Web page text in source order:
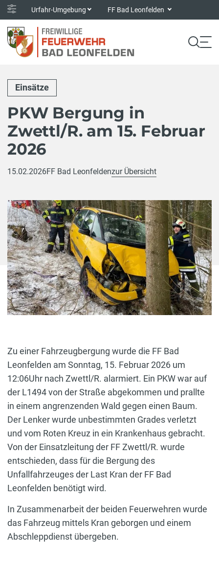
Urfahr-Umgebung FF Bad Leonfelden
Einsätze
PKW Bergung in
Zwettl/R. am 15. Februar
2026
15.02.2026FF Bad Leonfeldenzur Übersicht
Zu einer Fahrzeugbergung wurde die FF Bad
Leonfelden am Sonntag, 15. Februar 2026 um
12:06Uhr nach Zwettl/R. alarmiert. Ein PKW war auf
der L1494 von der Straße abgekommen und prallte
in einem angrenzenden Wald gegen einen Baum.
Der Lenker wurde unbestimmten Grades verletzt
und vom Roten Kreuz in ein Krankenhaus gebracht.
Von der Einsatzleitung der FF Zwettl/R. wurde
entschieden, dass für die Bergung des
Unfallfahrzeuges der Last Kran der FF Bad
Leonfelden benötigt wird.
In Zusammenarbeit der beiden Feuerwehren wurde
das Fahrzeug mittels Kran geborgen und einem
Abschleppdienst übergeben.